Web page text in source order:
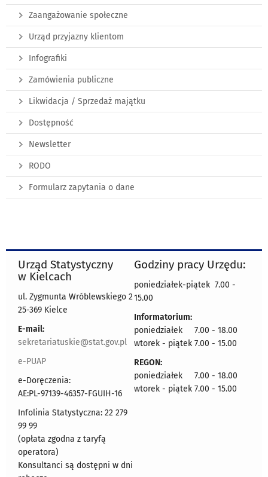
Zaangażowanie społeczne
Urząd przyjazny klientom
Infografiki
Zamówienia publiczne
Likwidacja / Sprzedaż majątku
Dostępność
Newsletter
RODO
Formularz zapytania o dane
Urząd Statystyczny
w Kielcach
ul. Zygmunta Wróblewskiego 2
25-369 Kielce
E-mail:
sekretariatuskie@stat.gov.pl
e-PUAP
e-Doręczenia:
AE:PL-97139-46357-FGUIH-16
Infolinia Statystyczna: 22 279
99 99
(opłata zgodna z taryfą
operatora)
Konsultanci są dostępni w dni
Godziny pracy Urzędu:
poniedziałek-piątek 7.00 -
15.00
Informatorium:
poniedziałek 7.00 - 18.00
wtorek - piątek 7.00 - 15.00
REGON:
poniedziałek 7.00 - 18.00
wtorek - piątek 7.00 - 15.00